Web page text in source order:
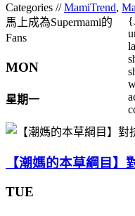
Categories //MamiTrend,
馬上成為Supermami的
Fans
MON
星期一
【潮媽的本草綱目】
TUE